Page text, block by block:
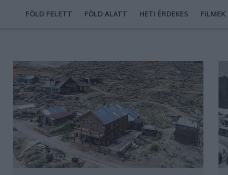
FÖLD FELETT FÖLD ALATT HETI ÉRDEKES FILMEK
Egy lelőtt magyar bányász megszáradt vértócsája,
fényszerető kísértetek és a puskaporos vadnyugat. Ez
Cerro Gordo.A szellemváros napjainkban. (Fotó: Brent
Underwood)